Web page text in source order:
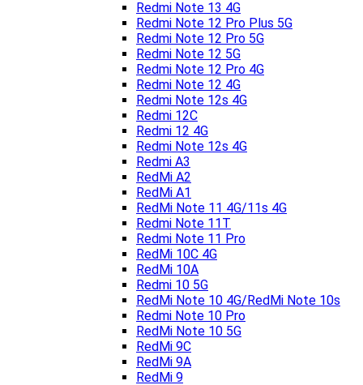
Redmi Note 13 4G
Redmi Note 12 Pro Plus 5G
Redmi Note 12 Pro 5G
Redmi Note 12 5G
Redmi Note 12 Pro 4G
Redmi Note 12 4G
Redmi Note 12s 4G
Redmi 12C
Redmi 12 4G
Redmi Note 12s 4G
Redmi A3
RedMi A2
RedMi A1
RedMi Note 11 4G/11s 4G
Redmi Note 11T
Redmi Note 11 Pro
RedMi 10C 4G
RedMi 10A
Redmi 10 5G
RedMi Note 10 4G/RedMi Note 10s
Redmi Note 10 Pro
RedMi Note 10 5G
RedMi 9C
RedMi 9A
RedMi 9